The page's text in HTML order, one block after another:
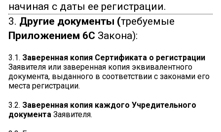
начиная с даты ее регистрации.
3. Другие документы (требуемые
Приложением 6C Закона):
3.1. Заверенная копия Сертификата о регистрации
Заявителя или заверенная копия эквивалентного
документа, выданного в соответствии с законами его
места регистрации.
3.2. Заверенная копия каждого Учредительного
документаЗаявителя.